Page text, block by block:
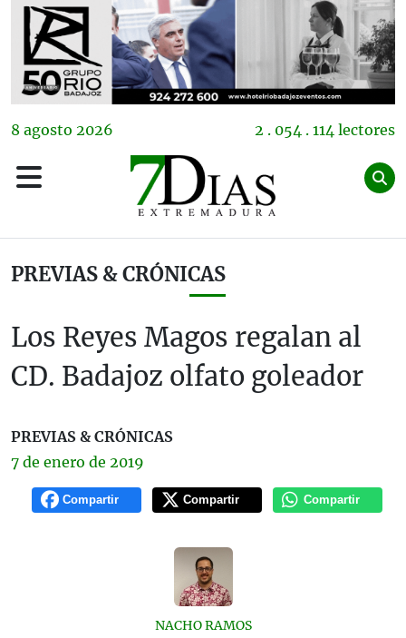
8 agosto 2026 2 . 054 . 114 lectores
PREVIAS & CRÓNICAS
Los Reyes Magos regalan al
CD. Badajoz olfato goleador
PREVIAS & CRÓNICAS
7 de enero de 2019
Compartir Compartir Compartir
NACHO RAMOS